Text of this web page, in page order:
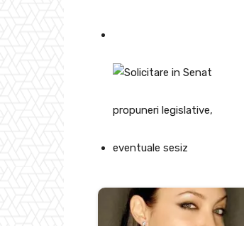
propuneri legislative,
eventuale sesiz